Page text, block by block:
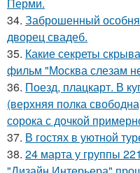
Перми.
34. Заброшенный
дворец свадеб.
35. Какие секреты
фильм "Москва слезам
36. Поезд, плацкарт. В
(верхняя полка
сорока с дочкой
37. В гостях в уютной
38. 24 марта у группы